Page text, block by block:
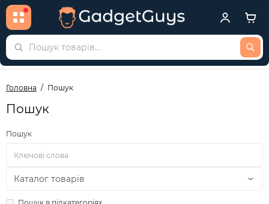
Головна Пошук
Пошук
Пошук